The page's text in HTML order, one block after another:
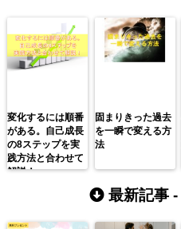
変化するには順番
がある。自己成長
の8ステップを実
践方法と合わせて
解説！
固まりきった過去
を一瞬で変える方
法
最新記事 -